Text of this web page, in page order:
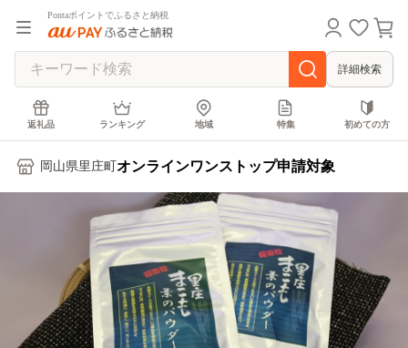
Pontaポイントでふるさと納税
詳細検索
返礼品 ランキング 地域 特集 初めての方
岡山県里庄町 オンラインワンストップ申請対象